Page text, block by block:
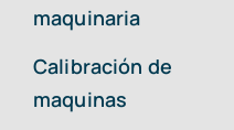
maquinaria
Calibración de
maquinas